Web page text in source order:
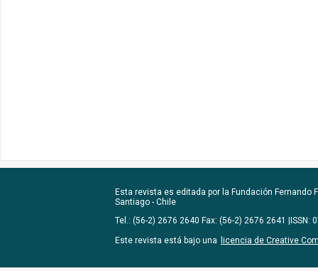
Esta revista es editada por la Fundación Fernando
Santiago - Chile
Tel.: (56-2) 2676 2640 Fax: (56-2) 2676 2641 |ISSN:
Este revista está bajo una
licencia de Creative